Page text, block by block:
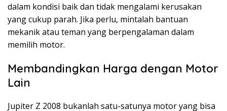
dalam kondisi baik dan tidak mengalami kerusakan
yang cukup parah. Jika perlu, mintalah bantuan
mekanik atau teman yang berpengalaman dalam
memilih motor.
Membandingkan Harga dengan Motor
Lain
Jupiter Z 2008 bukanlah satu-satunya motor yang bisa